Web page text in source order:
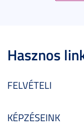
Hasznos
FELVÉTELI
KÉPZÉSEINK